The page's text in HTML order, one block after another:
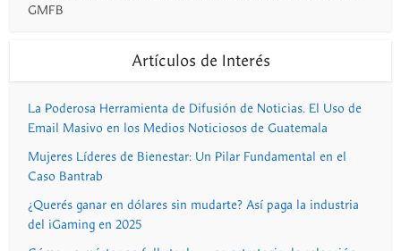
GMFB
Artículos de Interés
La Poderosa Herramienta de Difusión de Noticias. El Uso de
Email Masivo en los Medios Noticiosos de Guatemala
Mujeres Líderes de Bienestar: Un Pilar Fundamental en el
Caso Bantrab
¿Querés ganar en dólares sin mudarte? Así paga la industria
del iGaming en 2025